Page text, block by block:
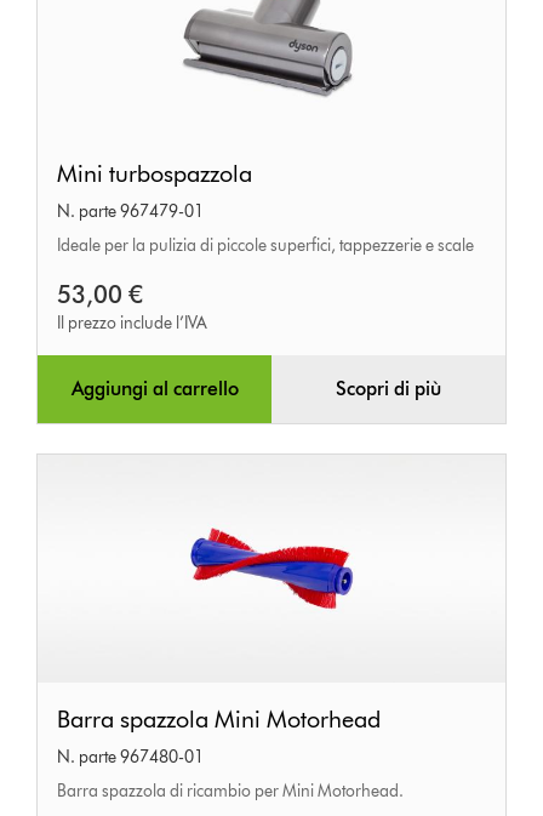
turbospazzola
Mini turbospazzola
N. parte 967479-01
Ideale per la pulizia di piccole superfici, tappezzerie e scale
53,00 €
Il prezzo include l’IVA
Aggiungi al carrello Scopri di più
spazzola
Mini
Motorhead
Barra spazzola Mini Motorhead
N. parte 967480-01
Barra spazzola di ricambio per Mini Motorhead.